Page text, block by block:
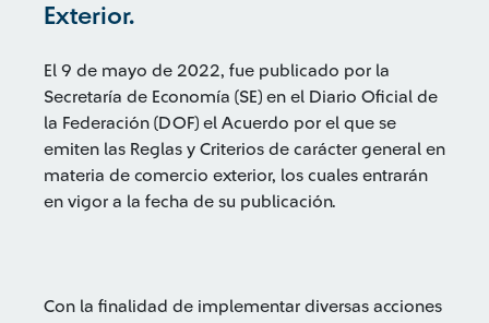
Exterior.
El 9 de mayo de 2022, fue publicado por la
Secretaría de Economía (SE) en el Diario Oficial de
la Federación (DOF) el Acuerdo por el que se
emiten las Reglas y Criterios de carácter general en
materia de comercio exterior, los cuales entrarán
en vigor a la fecha de su publicación.
Con la finalidad de implementar diversas acciones